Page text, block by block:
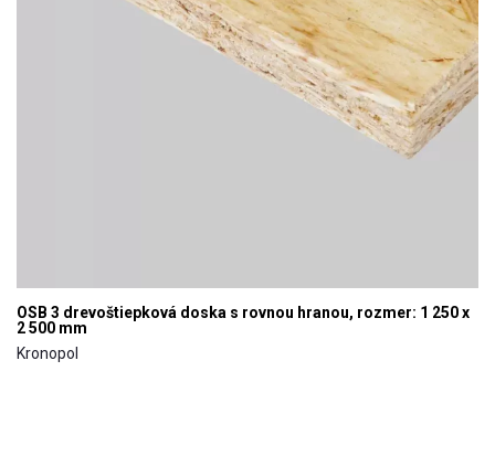
OSB 3 drevoštiepková doska s rovnou hranou, rozmer: 1 250 x
2 500 mm
Kronopol